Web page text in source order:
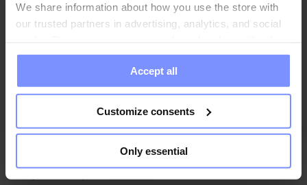
We share information about how you use the store with
our trusted partners in advertising, analytics, and social
information you have provided to them or that they have
collected when you use their services. Do you agree?
Accept all
Customize consents
Only essential
5
1